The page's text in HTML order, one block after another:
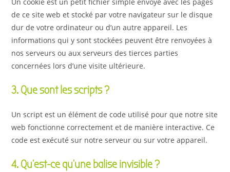
de ce site web et stocké par votre navigateur sur le disque
dur de votre ordinateur ou d’un autre appareil. Les
informations qui y sont stockées peuvent être renvoyées à
nos serveurs ou aux serveurs des tierces parties
concernées lors d’une visite ultérieure.
3. Que sont les scripts ?
Un script est un élément de code utilisé pour que notre site
web fonctionne correctement et de manière interactive. Ce
code est exécuté sur notre serveur ou sur votre appareil.
4. Qu’est-ce qu’une balise invisible ?